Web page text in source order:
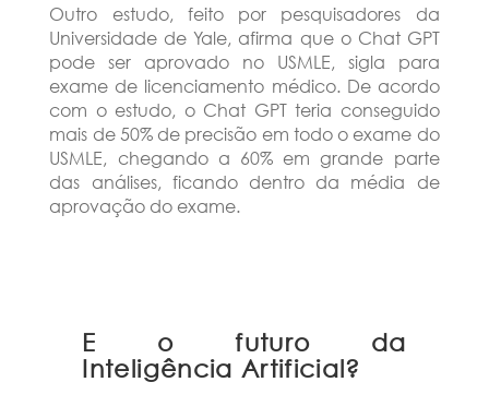
Outro estudo, feito por pesquisadores da
Universidade de Yale, afirma que o Chat GPT
pode ser aprovado no USMLE, sigla para
exame de licenciamento médico. De acordo
com o estudo, o Chat GPT teria conseguido
mais de 50% de precisão em todo o exame do
USMLE, chegando a 60% em grande parte
das análises, ficando dentro da média de
aprovação do exame.
E o futuro da
Inteligência Artificial?